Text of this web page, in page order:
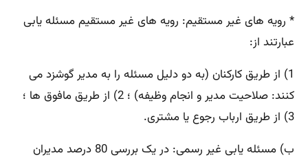
* رویه های غیر مستقیم: رویه های غیر مستقیم مسئله یابی
عبارتند از:
1) از طریق کارکنان (به دو دلیل مسئله را به مدیر گوشزد می
کنند: صلاحیت مدیر و انجام وظیفه) ؛ 2) از طریق مافوق ها ؛
3) از طریق ارباب رجوع یا مشتری.
ب) مسئله یابی غیر رسمی: در یک بررسی 80 درصد مدیران